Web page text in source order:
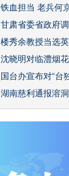
铁血担当 老兵何
甘肃省委省政府
楼秀余教授当选
沈晓明对临澧烟
国台办宣布对“台
湖南慈利通报溶